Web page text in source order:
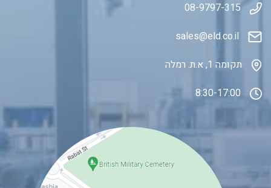
08-9797-315
sales@eld.co.il
תקומה 1, א.ת. רמלה
8:30-17:00